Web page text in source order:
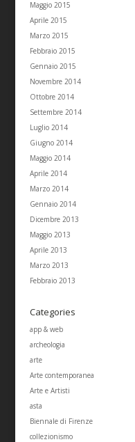
Maggio 2015
Aprile 2015
Marzo 2015
Febbraio 2015
Gennaio 2015
Novembre 2014
Ottobre 2014
Settembre 2014
Luglio 2014
Giugno 2014
Maggio 2014
Aprile 2014
Marzo 2014
Gennaio 2014
Dicembre 2013
Maggio 2013
Aprile 2013
Marzo 2013
Febbraio 2013
Categories
app & web
archeologia
arte
Arte contemporanea
Arte e Artisti
asta
Biennale di Firenze
collezionismo